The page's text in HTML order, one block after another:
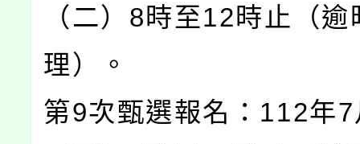
（二）8時至12時止（
理）。
第9次甄選報名：112年